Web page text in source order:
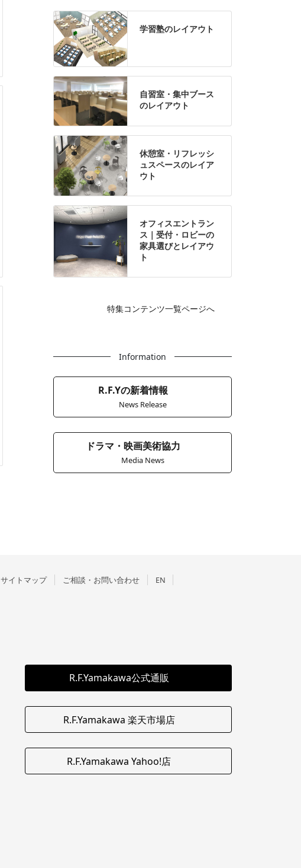
学習塾のレイアウト
自習室・集中ブース
のレイアウト
休憩室・リフレッシ
ュスペースのレイア
ウト
オフィスエントラン
ス｜受付・ロビーの
家具選びとレイアウ
ト
特集コンテンツ一覧ページへ
Information
R.F.Yの新着情報
News Release
ドラマ・映画美術協力
Media News
サイトマップ ご相談・お問い合わせ EN
R.F.Yamakawa公式通販
R.F.Yamakawa 楽天市場店
R.F.Yamakawa Yahoo!店